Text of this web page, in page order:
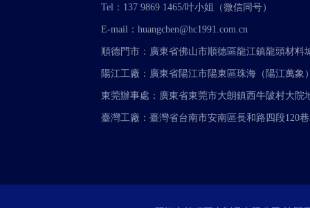
Tel：137 9869 1465/叶小姐（微信同号）
E-mail：huangchen@hc1991.com.cn
順德門市：廣東省佛山市順德區龍江鎮龍頭材料
陽江工廠：廣東省陽江市陽東區珠海（陽江萬象
東莞辦事處：廣東省東莞市大朗鎮西牛陂村大院
臺灣工廠：臺灣省台南市安南區長和路四段120